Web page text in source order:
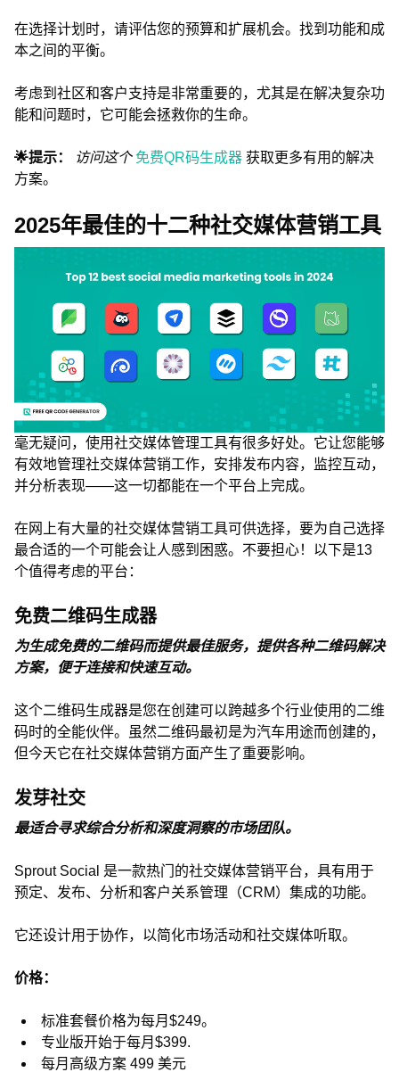
在选择计划时，请评估您的预算和扩展机会。找到功能和成
本之间的平衡。
考虑到社区和客户支持是非常重要的，尤其是在解决复杂功
能和问题时，它可能会拯救你的生命。
🌟提示： 访问这个 免费QR码生成器 获取更多有用的解决
方案。
2025年最佳的十二种社交媒体营销工具
毫无疑问，使用社交媒体管理工具有很多好处。它让您能够
有效地管理社交媒体营销工作，安排发布内容，监控互动，
并分析表现——这一切都能在一个平台上完成。
在网上有大量的社交媒体营销工具可供选择，要为自己选择
最合适的一个可能会让人感到困惑。不要担心！以下是13
个值得考虑的平台：
免费二维码生成器
为生成免费的二维码而提供最佳服务，提供各种二维码解决
方案，便于连接和快速互动。
这个二维码生成器是您在创建可以跨越多个行业使用的二维
码时的全能伙伴。虽然二维码最初是为汽车用途而创建的，
但今天它在社交媒体营销方面产生了重要影响。
发芽社交
最适合寻求综合分析和深度洞察的市场团队。
Sprout Social 是一款热门的社交媒体营销平台，具有用于
预定、发布、分析和客户关系管理（CRM）集成的功能。
它还设计用于协作，以简化市场活动和社交媒体听取。
价格：
标准套餐价格为每月$249。
专业版开始于每月$399.
每月高级方案 499 美元